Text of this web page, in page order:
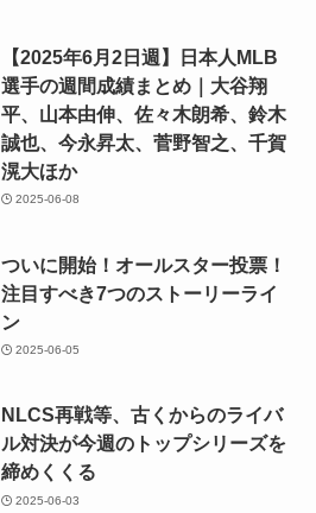
【2025年6月2日週】日本人MLB
選手の週間成績まとめ｜大谷翔
平、山本由伸、佐々木朗希、鈴木
誠也、今永昇太、菅野智之、千賀
滉大ほか
2025-06-08
ついに開始！オールスター投票！
注目すべき7つのストーリーライ
ン
2025-06-05
NLCS再戦等、古くからのライバ
ル対決が今週のトップシリーズを
締めくくる
2025-06-03